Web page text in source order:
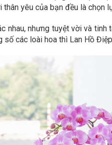
yêu của bạn đều là chọn
nhau, nhưng tuyệt vời và
các loài hoa thì Lan Hồ